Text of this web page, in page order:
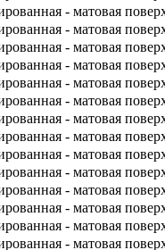
- матовая
- матовая
- матовая
- матовая
- матовая
- матовая
- матовая
- матовая
- матовая
- матовая
- матовая
- матовая
- матовая
- матовая